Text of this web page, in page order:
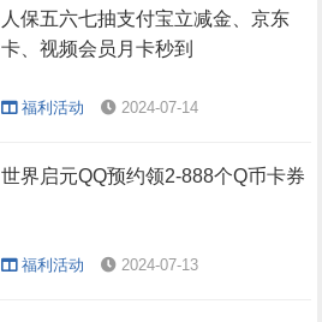
人保五六七抽支付宝立减金、京东
卡、视频会员月卡秒到
福利活动 2024-07-14
世界启元QQ预约领2-888个Q币卡券
福利活动 2024-07-13